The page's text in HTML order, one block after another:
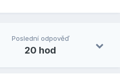
Poslední odpověď
20 hod